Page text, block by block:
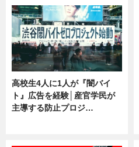
高校生4人に1人が『闇バイ
ト』広告を経験│産官学民が
主導する防止プロジ…